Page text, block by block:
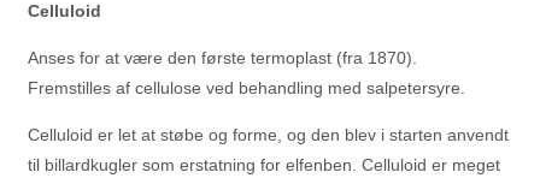
Celluloid
Anses for at være den første termoplast (fra 1870).
Fremstilles af cellulose ved behandling med salpetersyre.
Celluloid er let at støbe og forme, og den blev i starten anvendt
til billardkugler som erstatning for elfenben. Celluloid er meget